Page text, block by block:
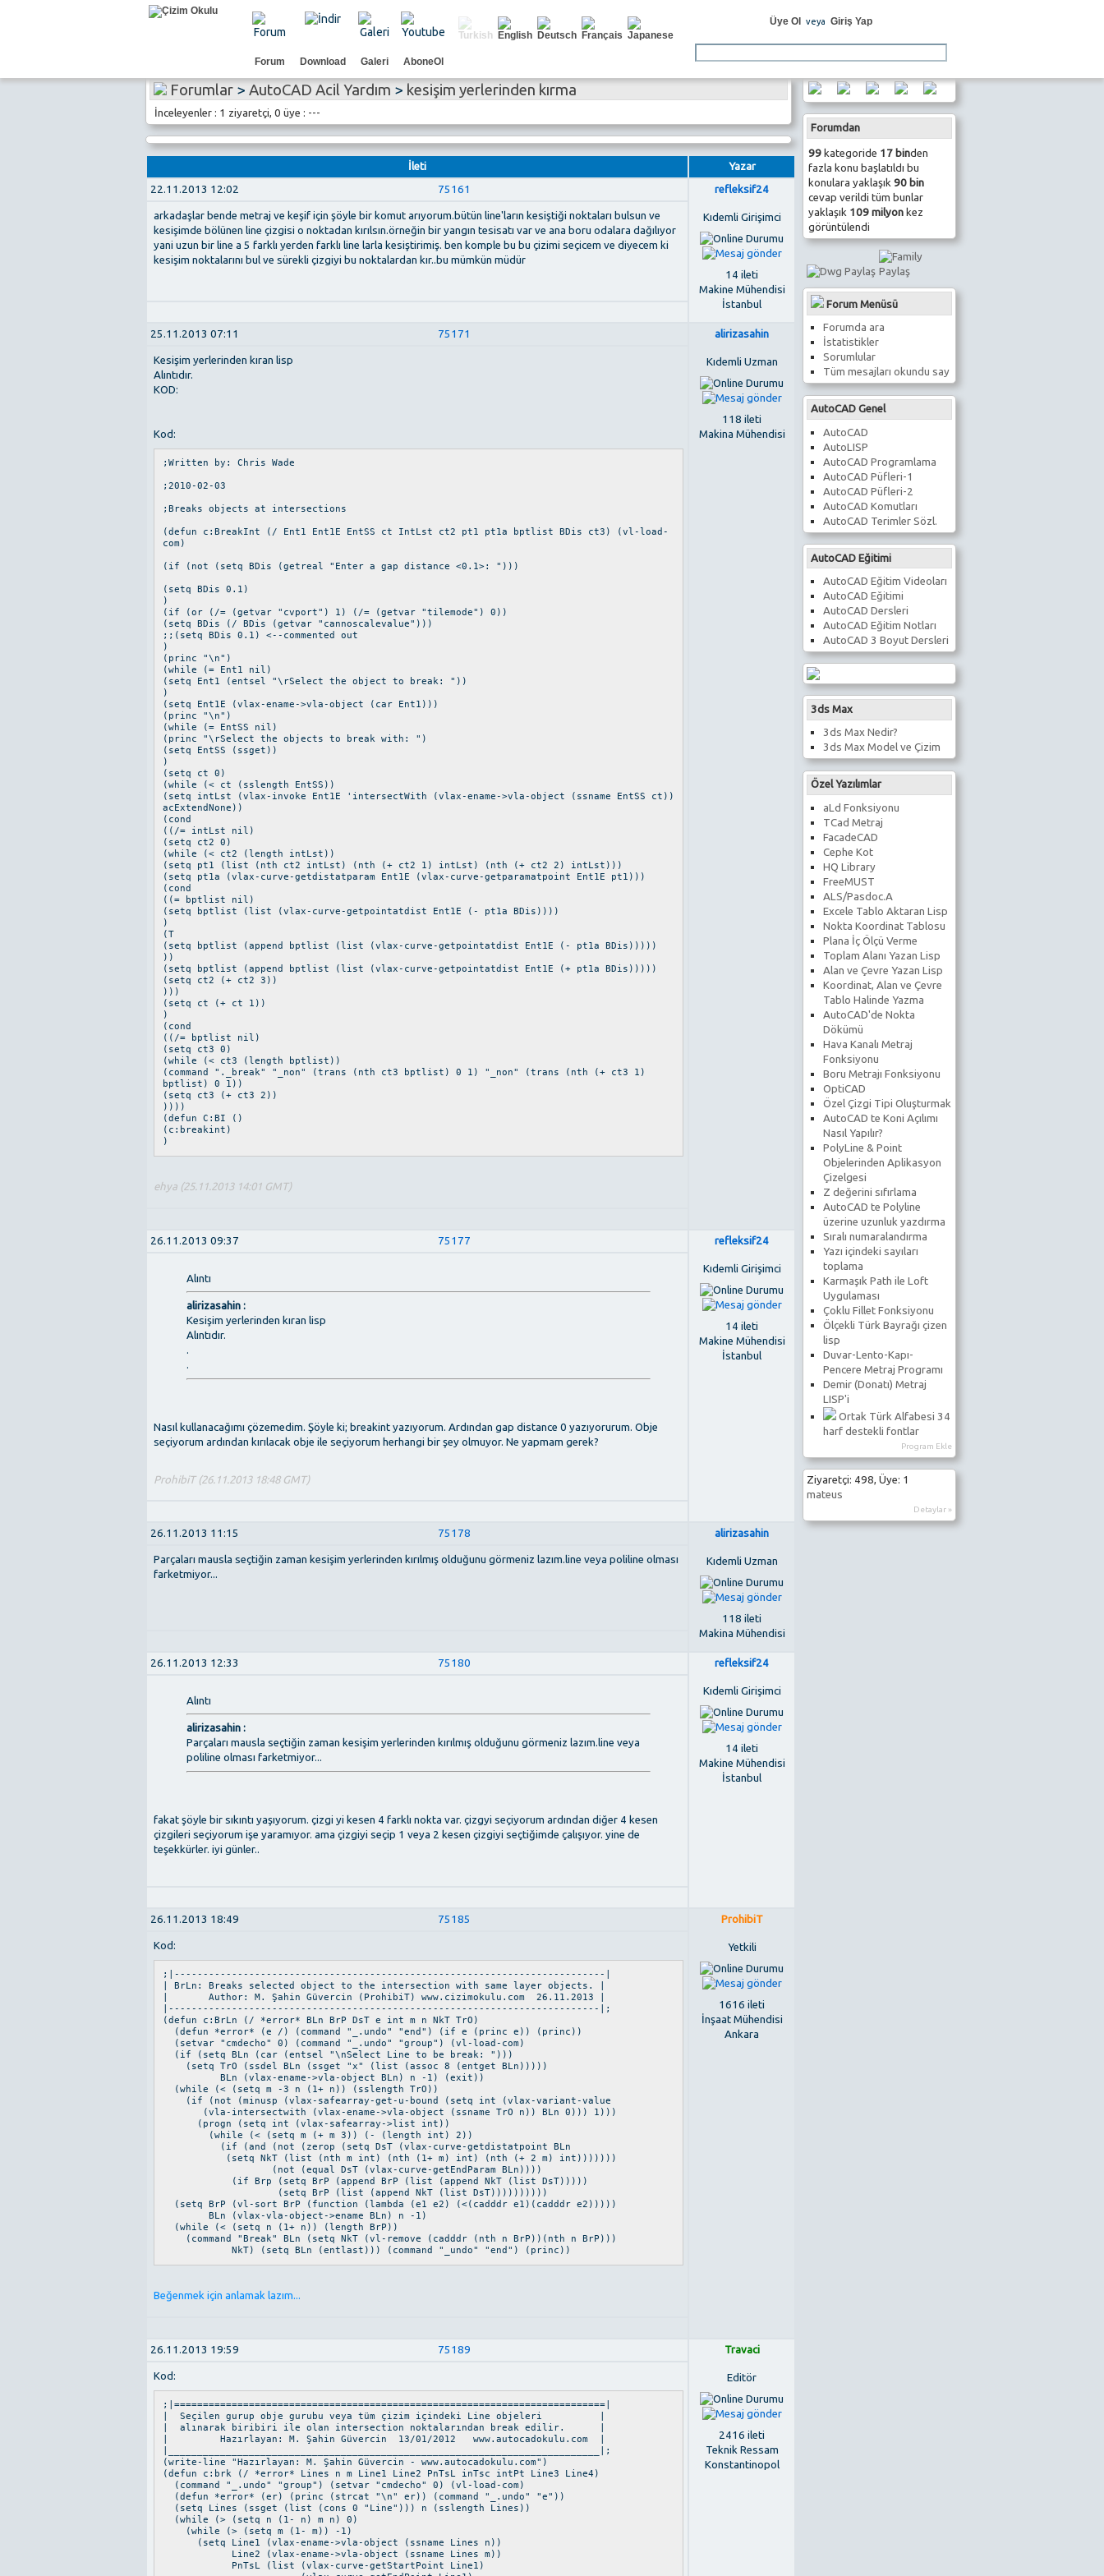
Forum Download Galeri AboneOl
Üye Ol veya Giriş Yap
Forumdan
99kategoride 17 binden
fazla konu başlatıldı bu
konulara yaklaşık 90 bin
cevap verildi tüm bunlar
yaklaşık 109 milyonkez
görüntülendi
Forum Menüsü
Forumda ara
İstatistikler
Sorumlular
Tüm mesajları okundu say
AutoCAD Genel
AutoCAD
AutoLISP
AutoCAD Programlama
AutoCAD Püfleri-1
AutoCAD Püfleri-2
AutoCAD Komutları
AutoCAD Terimler Sözl.
AutoCAD Eğitimi
AutoCAD Eğitim Videoları
AutoCAD Eğitimi
AutoCAD Dersleri
AutoCAD Eğitim Notları
AutoCAD 3 Boyut Dersleri
3ds Max
3ds Max Nedir?
3ds Max Model ve Çizim
Özel Yazılımlar
aLd Fonksiyonu
TCad Metraj
FacadeCAD
Cephe Kot
HQ Library
FreeMUST
ALS/Pasdoc.A
Excele Tablo Aktaran Lisp
Nokta Koordinat Tablosu
Plana İç Ölçü Verme
Toplam Alanı Yazan Lisp
Alan ve Çevre Yazan Lisp
Koordinat, Alan ve Çevre
Tablo Halinde Yazma
AutoCAD'de Nokta
Dökümü
Hava Kanalı Metraj
Fonksiyonu
Boru Metrajı Fonksiyonu
OptiCAD
Özel Çizgi Tipi Oluşturmak
AutoCAD te Koni Açılımı
Nasıl Yapılır?
PolyLine & Point
Objelerinden Aplikasyon
Çizelgesi
Z değerini sıfırlama
AutoCAD te Polyline
üzerine uzunluk yazdırma
Sıralı numaralandırma
Yazı içindeki sayıları
toplama
Karmaşık Path ile Loft
Uygulaması
Çoklu Fillet Fonksiyonu
Ölçekli Türk Bayrağı çizen
lisp
Duvar-Lento-Kapı-
Pencere Metraj Programı
Demir (Donatı) Metraj
LISP'i
Ortak Türk Alfabesi 34
harf destekli fontlar
Program Ekle
Ziyaretçi: 498, Üye: 1
mateus
Detaylar »
Forumlar> AutoCAD Acil Yardım > kesişim yerlerinden kırma
İnceleyenler : 1 ziyaretçi, 0 üye : ---
İleti
Yazar
22.11.2013 12:02
75161 refleksif24
Kıdemli Girişimci
14 ileti
Makine Mühendisi
İstanbul
arkadaşlar bende metraj ve keşif için şöyle bir komut arıyorum.bütün line'ların kesiştiği noktaları bulsun ve
kesişimde bölünen line çizgisi o noktadan kırılsın.örneğin bir yangın tesisatı var ve ana boru odalara dağılıyor
yani uzun bir line a 5 farklı yerden farklı line larla kesiştirimiş. ben komple bu bu çizimi seçicem ve diyecem ki
kesişim noktalarını bul ve sürekli çizgiyi bu noktalardan kır..bu mümkün müdür
25.11.2013 07:11 75171 alirizasahin
Kıdemli Uzman
118 ileti
Makina Mühendisi
Kesişim yerlerinden kıran lisp
Alıntıdır.
KOD:
Kod:
;Written by: Chris Wade
;2010-02-03
;Breaks objects at intersections
(defun c:BreakInt (/ Ent1 Ent1E EntSS ct IntLst ct2 pt1 pt1a bptlist BDis ct3) (vl-load-
com)
(if (not (setq BDis (getreal "Enter a gap distance <0.1>: ")))
(setq BDis 0.1)
)
(if (or (/= (getvar "cvport") 1) (/= (getvar "tilemode") 0))
(setq BDis (/ BDis (getvar "cannoscalevalue")))
;;(setq BDis 0.1) <--commented out
)
(princ "\n")
(while (= Ent1 nil)
(setq Ent1 (entsel "\rSelect the object to break: "))
)
(setq Ent1E (vlax-ename->vla-object (car Ent1)))
(princ "\n")
(while (= EntSS nil)
(princ "\rSelect the objects to break with: ")
(setq EntSS (ssget))
)
(setq ct 0)
(while (< ct (sslength EntSS))
(setq intLst (vlax-invoke Ent1E 'intersectWith (vlax-ename->vla-object (ssname EntSS ct))
acExtendNone))
(cond
((/= intLst nil)
(setq ct2 0)
(while (< ct2 (length intLst))
(setq pt1 (list (nth ct2 intLst) (nth (+ ct2 1) intLst) (nth (+ ct2 2) intLst)))
(setq pt1a (vlax-curve-getdistatparam Ent1E (vlax-curve-getparamatpoint Ent1E pt1)))
(cond
((= bptlist nil)
(setq bptlist (list (vlax-curve-getpointatdist Ent1E (- pt1a BDis))))
)
(T
(setq bptlist (append bptlist (list (vlax-curve-getpointatdist Ent1E (- pt1a BDis)))))
))
(setq bptlist (append bptlist (list (vlax-curve-getpointatdist Ent1E (+ pt1a BDis)))))
(setq ct2 (+ ct2 3))
)))
(setq ct (+ ct 1))
)
(cond
((/= bptlist nil)
(setq ct3 0)
(while (< ct3 (length bptlist))
(command "._break" "_non" (trans (nth ct3 bptlist) 0 1) "_non" (trans (nth (+ ct3 1)
bptlist) 0 1))
(setq ct3 (+ ct3 2))
))))
(defun C:BI ()
(c:breakint)
)
ehya (25.11.2013 14:01 GMT)
26.11.2013 09:37 75177 refleksif24
Kıdemli Girişimci
14 ileti
Makine Mühendisi
İstanbul
Alıntı
alirizasahin :
Kesişim yerlerinden kıran lisp
Alıntıdır.
.
.
Nasıl kullanacağımı çözemedim. Şöyle ki; breakint yazıyorum. Ardından gap distance 0 yazıyorurum. Obje
seçiyorum ardından kırılacak obje ile seçiyorum herhangi bir şey olmuyor. Ne yapmam gerek?
ProhibiT (26.11.2013 18:48 GMT)
26.11.2013 11:15 75178 alirizasahin
Kıdemli Uzman
118 ileti
Makina Mühendisi
Parçaları mausla seçtiğin zaman kesişim yerlerinden kırılmış olduğunu görmeniz lazım.line veya poliline olması
farketmiyor...
26.11.2013 12:33 75180 refleksif24
Kıdemli Girişimci
14 ileti
Makine Mühendisi
İstanbul
Alıntı
alirizasahin :
Parçaları mausla seçtiğin zaman kesişim yerlerinden kırılmış olduğunu görmeniz lazım.line veya
poliline olması farketmiyor...
fakat şöyle bir sıkıntı yaşıyorum. çizgi yi kesen 4 farklı nokta var. çizgyi seçiyorum ardından diğer 4 kesen
çizgileri seçiyorum işe yaramıyor. ama çizgiyi seçip 1 veya 2 kesen çizgiyi seçtiğimde çalışıyor. yine de
teşekkürler. iyi günler..
26.11.2013 18:49 75185 ProhibiT
Yetkili
1616 ileti
İnşaat Mühendisi
Ankara
Kod:
;|---------------------------------------------------------------------------|
| BrLn: Breaks selected object to the intersection with same layer objects. |
| Author: M. Şahin Güvercin (ProhibiT) www.cizimokulu.com 26.11.2013 |
|---------------------------------------------------------------------------|;
(defun c:BrLn (/ *error* BLn BrP DsT e int m n NkT TrO)
(defun *error* (e /) (command "_.undo" "end") (if e (princ e)) (princ))
(setvar "cmdecho" 0) (command "_.undo" "group") (vl-load-com)
(if (setq BLn (car (entsel "\nSelect Line to be break: ")))
(setq TrO (ssdel BLn (ssget "x" (list (assoc 8 (entget BLn)))))
BLn (vlax-ename->vla-object BLn) n -1) (exit))
(while (< (setq m -3 n (1+ n)) (sslength TrO))
(if (not (minusp (vlax-safearray-get-u-bound (setq int (vlax-variant-value
(vla-intersectwith (vlax-ename->vla-object (ssname TrO n)) BLn 0))) 1)))
(progn (setq int (vlax-safearray->list int))
(while (< (setq m (+ m 3)) (- (length int) 2))
(if (and (not (zerop (setq DsT (vlax-curve-getdistatpoint BLn
(setq NkT (list (nth m int) (nth (1+ m) int) (nth (+ 2 m) int)))))))
(not (equal DsT (vlax-curve-getEndParam BLn))))
(if Brp (setq BrP (append BrP (list (append NkT (list DsT)))))
(setq BrP (list (append NkT (list DsT))))))))))
(setq BrP (vl-sort BrP (function (lambda (e1 e2) (<(cadddr e1)(cadddr e2)))))
BLn (vlax-vla-object->ename BLn) n -1)
(while (< (setq n (1+ n)) (length BrP))
(command "Break" BLn (setq NkT (vl-remove (cadddr (nth n BrP))(nth n BrP)))
NkT) (setq BLn (entlast))) (command "_undo" "end") (princ))
Beğenmek için anlamak lazım...
26.11.2013 19:59 75189 Travaci
Editör
2416 ileti
Teknik Ressam
Konstantinopol
Kod:
;|===========================================================================|
| Seçilen gurup obje gurubu veya tüm çizim içindeki Line objeleri |
| alınarak biribiri ile olan intersection noktalarından break edilir. |
| Hazırlayan: M. Şahin Güvercin 13/01/2012 www.autocadokulu.com |
|___________________________________________________________________________|;
(write-line "Hazırlayan: M. Şahin Güvercin - www.autocadokulu.com")
(defun c:brk (/ *error* Lines n m Line1 Line2 PnTsL inTsc intPt Line3 Line4)
(command "_.undo" "group") (setvar "cmdecho" 0) (vl-load-com)
(defun *error* (er) (princ (strcat "\n" er)) (command "_.undo" "e"))
(setq Lines (ssget (list (cons 0 "Line"))) n (sslength Lines))
(while (> (setq n (1- n) m n) 0)
(while (> (setq m (1- m)) -1)
(setq Line1 (vlax-ename->vla-object (ssname Lines n))
Line2 (vlax-ename->vla-object (ssname Lines m))
PnTsL (list (vlax-curve-getStartPoint Line1)